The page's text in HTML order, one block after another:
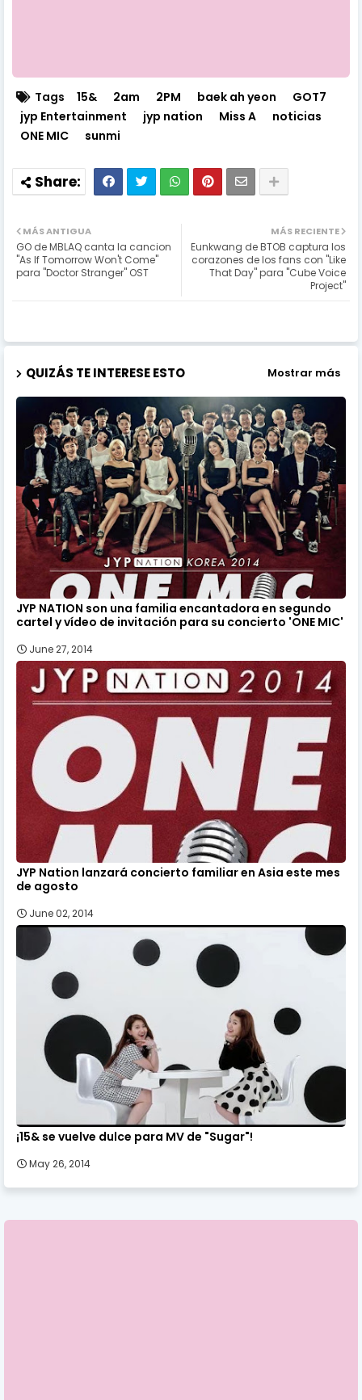
Tags 15& 2am 2PM baek ah yeon
GOT7
jyp Entertainment
jyp nation Miss A
noticias
ONE MIC
sunmi
MÁS RECIENTE
Eunkwang de BTOB captura los
corazones de los fans con "Like
That Day" para "Cube Voice
Project"
MÁS ANTIGUA
GO de MBLAQ canta la cancion
"As If Tomorrow Won't Come"
para "Doctor Stranger" OST
QUIZÁS TE INTERESE ESTO Mostrar más
JYP NATION son una familia encantadora en segundo
cartel y vídeo de invitación para su concierto 'ONE MIC'
June 27, 2014
JYP Nation lanzará concierto familiar en Asia este mes
de agosto
June 02, 2014
¡15& se vuelve dulce para MV de "Sugar"!
May 26, 2014